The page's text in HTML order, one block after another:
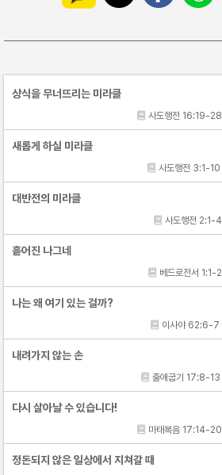
상식을 무너뜨리는 미라클
사도행전 16:19-28
새롭게 하실 미라클
사도행전 3:1-10
대반전의 미라클
사도행전 2:1-4
흩어진 나그네
베드로전서 1:1-2
나는 왜 여기 있는 걸까?
이사야 62:6-7
내려가지 않는 손
출애굽기 17:8-13
다시 살아날 수 있습니다!
마태복음 17:14-20
정돈되지 않은 일상에서 지쳐갈 때